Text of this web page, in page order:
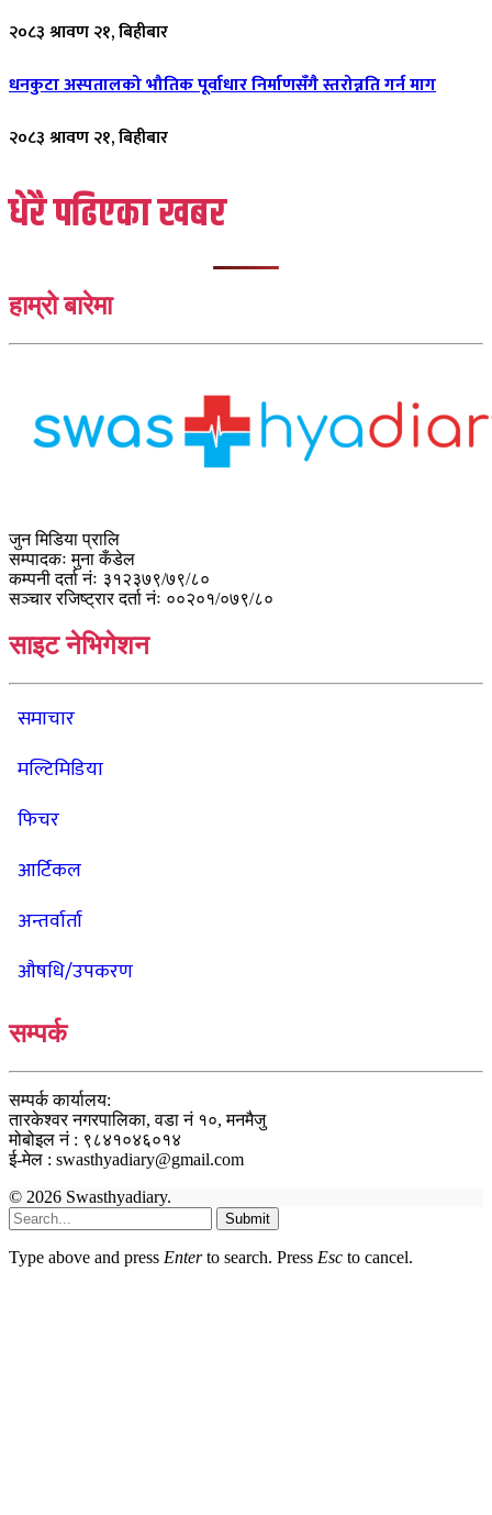
२०८३ श्रावण २१, बिहीबार
धनकुटा अस्पतालको भौतिक पूर्वाधार निर्माणसँगै स्तरोन्नति गर्न माग
२०८३ श्रावण २१, बिहीबार
धेरै पढिएका खबर
हाम्रो बारेमा
जुन मिडिया प्रालि
सम्पादकः मुना कँडेल
कम्पनी दर्ता नंः ३१२३७९/७९/८०
सञ्चार रजिष्ट्रार दर्ता नंः ००२०१/०७९/८०
साइट नेभिगेशन
समाचार
मल्टिमिडिया
फिचर
आर्टिकल
अन्तर्वार्ता
औषधि/उपकरण
सम्पर्क
सम्पर्क कार्यालय:
तारकेश्वर नगरपालिका, वडा नं १०, मनमैजु
मोबोइल नं : ९८४१०४६०१४
ई-मेल : swasthyadiary@gmail.com
© 2026 Swasthyadiary.
Submit
Type above and press Enterto search. Press Esc to cancel.